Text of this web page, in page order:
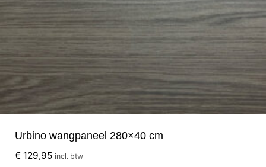
Urbino wangpaneel 280×40 cm
€ 129,95 incl. btw